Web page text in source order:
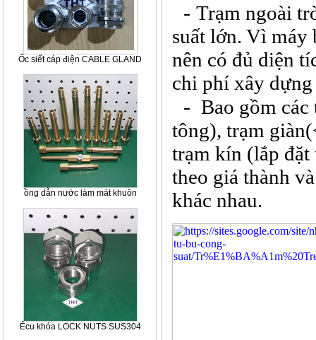
Ốc siết cáp điện CABLE GLAND
ồng dẫn nước làm mát khuôn
Êcu khóa LOCK NUTS SUS304
- Trạm ngoài
suất lớn. Vì máy
nên có đủ diện
chi phí xây
- Bao gồm các
tông), trạm
trạm kín (lắp đặt
theo giá thành
khác nhau.